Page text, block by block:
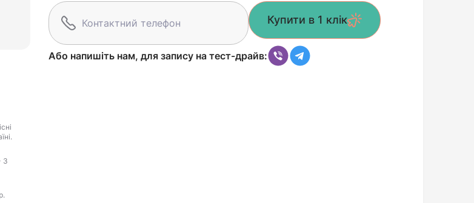
3
Купити в 1 клік
Або напишіть нам, для запису на тест-драйв: